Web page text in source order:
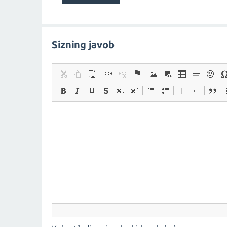
Sizning javob